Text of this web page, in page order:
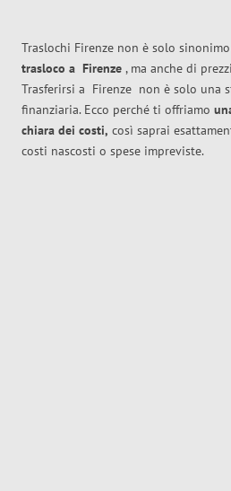
Traslochi Firenze non è solo
trasloco a Firenze , ma anche di
Trasferirsi a Firenze non è solo una
finanziaria. Ecco perché ti offriamo
chiara dei costi, così saprai
costi nascosti o spese impreviste.